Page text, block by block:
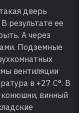
дверь
результате ее
А через
Подземные
вентиляции
в +27 С°. В
винный